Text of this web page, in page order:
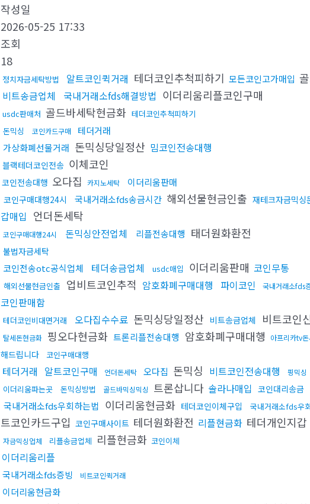
작성일
2026-05-25 17:33
조회
18
정치자금세탁방법 알트코인퀵거래 테더코인추척피하기 모든코인고가매입
비트송금업체 국내거래소fds해결방법 이더리움리플코인구매
usdc판매처 골드바세탁현금화 테더코인추척피하기
돈믹싱
코인카드구매
테더거래
가상화폐선물거래 돈믹싱당일정산 밈코인전송대행
블랙테더코인전송 이체코인
코인전송대행 오다집 카지노세탁 이더리움판매
코인구매대행24시 국내거래소fds송금시간 해외선물현금인출 재테크자금믹싱
갑매입 언더돈세탁
코인구매대행24시 돈믹싱안전업체 리플전송대행 태더원화환전
불법자금세탁
코인전송otc공식업체 테더송금업체 usdc매입 이더리움판매 코인무통
해외선물현금인출 업비트코인추적 암호화폐구매대행 파이코인 국내거래소fds
코인판매함
테더코인비대면거래 오다집수수료 돈믹싱당일정산 비트송금업체 비트코인
탈세돈현금화 핑오다현금화 트론리플전송대행 암호화폐구매대행 아프리카tv
해드립니다
코인구매대행
테더거래 알트코인구매 언더돈세탁 오다집 돈믹싱 비트코인전송대행 핑믹싱
이더리움파는곳 돈믹싱방법 골드바믹싱믹싱 트론삽니다 솔라나매입 코인대리송금
국내거래소fds우회하는법 이더리움현금화 테더코인이체구입 국내거래소fds우
트코인카드구입 코인구매사이트 테더원화환전 리플현금화 테더개인지갑
자금믹싱업체 리플송금업체 리플현금화 코인이체
이더리움리플
국내거래소fds증빙 비트코인퀵거래
이더리움현금화